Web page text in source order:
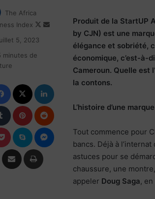
Produit de la StartUP
by CJN) est une
élégance et sobriété,
économique, c’est-à-
Cameroun. Quelle est
la contons.
L’histoire d’une marque
Tout commence pour
bancs. Déjà à
astuces pour se
chaussure, une
appeler Doug Saga,
The Africa
Index
Follow
Envoyer
5, 2023
minutes de
Facebook Linkedin
Tumblr Pinterest
Pocket Skype Messenger
Partager par email Imprimer